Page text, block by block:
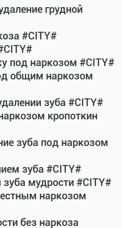
грудной
#CITY#
под наркозом #CITY#
общим наркозом
зуба #CITY#
кропоткин
зуба под наркозом
зуба #CITY#
зуба мудрости #CITY#
наркозом
без наркоза